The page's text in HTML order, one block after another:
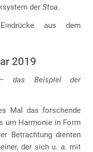
der Stoa.
aus dem
2019
das Beispiel der
Mal das forschende
um Harmonie in Form
Betrachtung dienten
der sich u. a. mit